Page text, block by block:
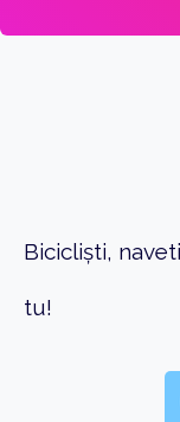
Bicicliști,
tu!